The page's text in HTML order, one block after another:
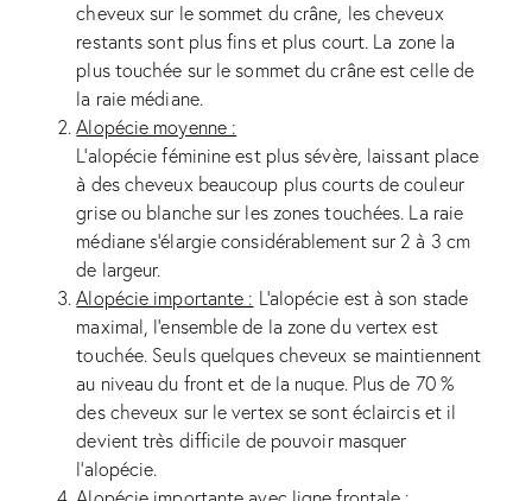
cheveux sur le sommet du crâne, les cheveux
restants sont plus fins et plus court. La zone la
plus touchée sur le sommet du crâne est celle de
la raie médiane.
Alopécie moyenne :
L’alopécie féminine est plus sévère, laissant place
à des cheveux beaucoup plus courts de couleur
grise ou blanche sur les zones touchées. La raie
médiane s’élargie considérablement sur 2 à 3 cm
de largeur.
Alopécie importante : L’alopécie est à son stade
maximal, l’ensemble de la zone du vertex est
touchée. Seuls quelques cheveux se maintiennent
au niveau du front et de la nuque. Plus de 70 %
des cheveux sur le vertex se sont éclaircis et il
devient très difficile de pouvoir masquer
l’alopécie.